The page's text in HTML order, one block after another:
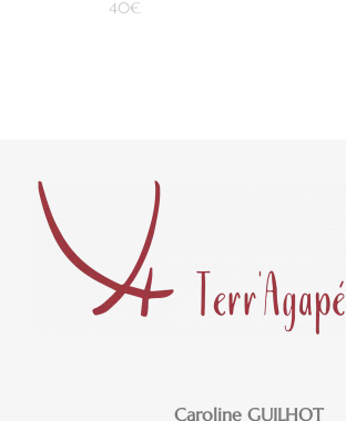
40€
Caroline GUILHOT